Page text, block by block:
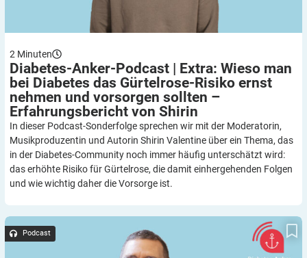
2 Minuten
Diabetes-Anker-Podcast | Extra: Wieso man
bei Diabetes das Gürtelrose-Risiko ernst
nehmen und vorsorgen sollten –
Erfahrungsbericht von Shirin
In dieser Podcast-Sonderfolge sprechen wir mit der Moderatorin,
Musikproduzentin und Autorin Shirin Valentine über ein Thema, das
in der Diabetes-Community noch immer häufig unterschätzt wird:
das erhöhte Risiko für Gürtelrose, die damit einhergehenden Folgen
und wie wichtig daher die Vorsorge ist.
Diabetes-Anker-Podcast: Diabetisches Fußsyndrom – wie
können Menschen mit Diabetes ihre Füße schützen, Herr Dr.
Zink?
Podcast